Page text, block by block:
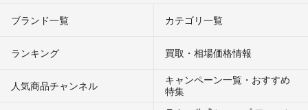
ブランド一覧 カテゴリ一覧
ランキング 買取・相場価格情報
人気商品チャンネル
キャンペーン一覧・おすすめ
特集